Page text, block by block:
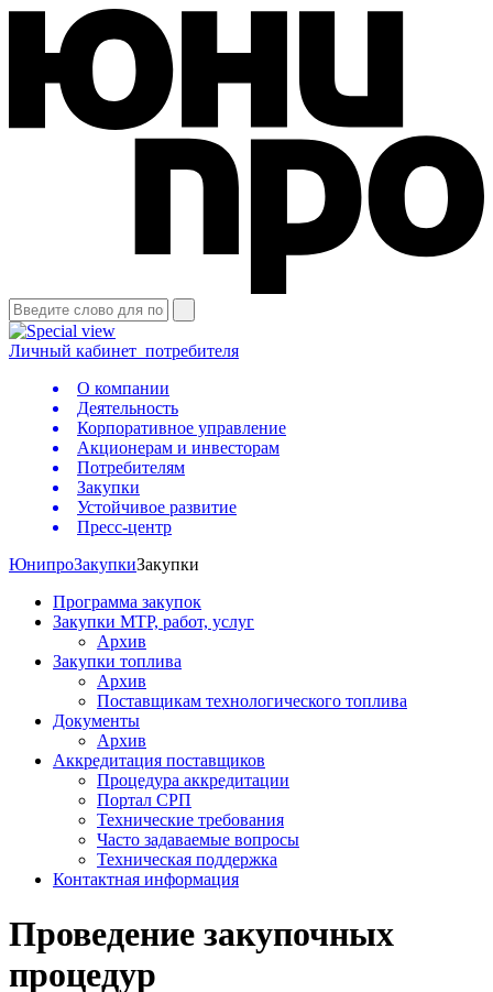
Личный кабинет потребителя
О компании
Деятельность
Корпоративное управление
Акционерам и инвесторам
Потребителям
Закупки
Устойчивое развитие
Пресс-центр
ЮнипроЗакупкиЗакупки
Программа закупок
Закупки МТР, работ, услуг
Архив
Закупки топлива
Архив
Поставщикам технологического топлива
Документы
Архив
Аккредитация поставщиков
Процедура аккредитации
Портал СРП
Технические требования
Часто задаваемые вопросы
Техническая поддержка
Контактная информация
Проведение закупочных
процедур